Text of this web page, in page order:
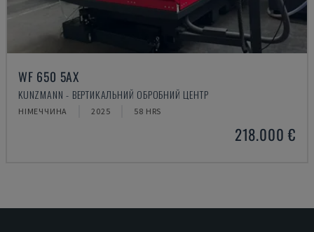
WF 650 5AX
KUNZMANN - ВЕРТИКАЛЬНИЙ ОБРОБНИЙ ЦЕНТР
НІМЕЧЧИНА 2025 58 HRS
218.000 €